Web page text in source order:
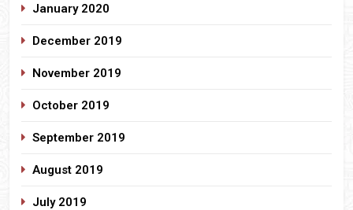
January 2020
December 2019
November 2019
October 2019
September 2019
August 2019
July 2019